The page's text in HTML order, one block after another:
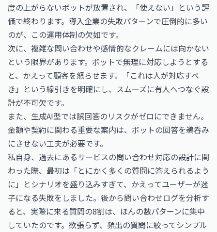
度の上がらないボットが放置され、「使えない」という評
価で終わります。導入企業の失敗パターンで圧倒的に多い
のが、この運用体制の欠如です。
次に、複雑な問い合わせや感情的なクレームには向かない
という限界があります。ボットで無理に対応しようとする
と、かえって顧客を怒らせます。「これは人が対応すべ
き」という線引きを明確にし、スムーズに有人へつなぐ設
計が不可欠です。
また、生成AI型では誤回答のリスクがゼロにできません。
金額や契約に関わる重要な案内は、ボットの回答を鵜呑み
にさせない工夫が必要です。
私自身、過去にあるサービスの問い合わせ対応の設計に関
わった際、最初は「とにかく多くの質問に答えられるよう
に」とシナリオを盛り込みすぎて、かえってユーザーが迷
子になる失敗をしました。後から問い合わせログを分析す
ると、実際に来る質問の8割は、ほんの数パターンに集中
していたのです。欲張らず、頻出の質問に絞ってシンプル